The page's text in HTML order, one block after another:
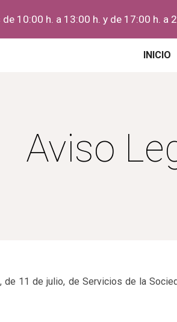
main content
10:00 h. a 13:00 h. y de 17:00 h. a
INICIO
Aviso
11 de julio, de Servicios de la